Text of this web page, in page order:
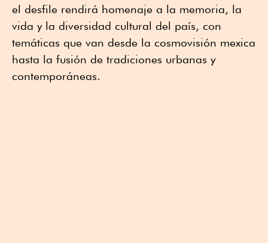
el desfile rendirá homenaje a la memoria, la
vida y la diversidad cultural del país, con
temáticas que van desde la cosmovisión mexica
hasta la fusión de tradiciones urbanas y
contemporáneas.